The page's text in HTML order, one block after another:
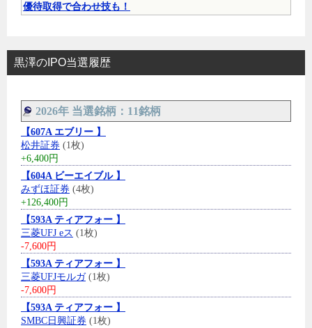
優待取得で合わせ技も！
黒澤のIPO当選履歴
2026年 当選銘柄：11銘柄
【607A エブリー 】
松井証券 (1枚)
+6,400円
【604A ビーエイブル 】
みずほ証券 (4枚)
+126,400円
【593A ティアフォー 】
三菱UFJ eス (1枚)
-7,600円
【593A ティアフォー 】
三菱UFJモルガ(1枚)
-7,600円
【593A ティアフォー 】
SMBC日興証券 (1枚)